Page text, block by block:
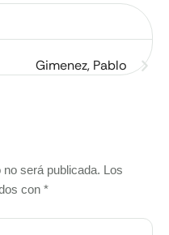
Gimenez, Pablo
será publicada. Los
con *